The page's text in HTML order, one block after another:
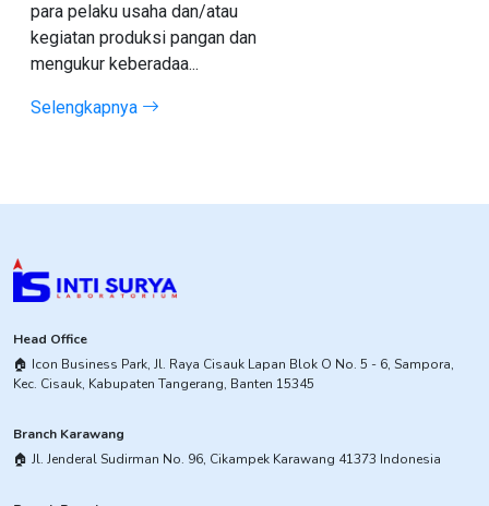
para pelaku usaha dan/atau
kegiatan produksi pangan dan
mengukur keberadaa...
Selengkapnya
Head Office
​🏠︎ Icon Business Park, Jl. Raya Cisauk Lapan Blok O No. 5 - 6, Sampora,
Kec. Cisauk, Kabupaten Tangerang, Banten 15345​
Branch Karawang
🏠︎ ​Jl. Jenderal Sudirman No. 96, Cikampek Karawang 41373 Indonesia